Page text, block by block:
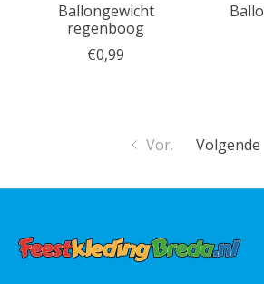
Ballongewicht
regenboog
€0,99
Vor. Volgende